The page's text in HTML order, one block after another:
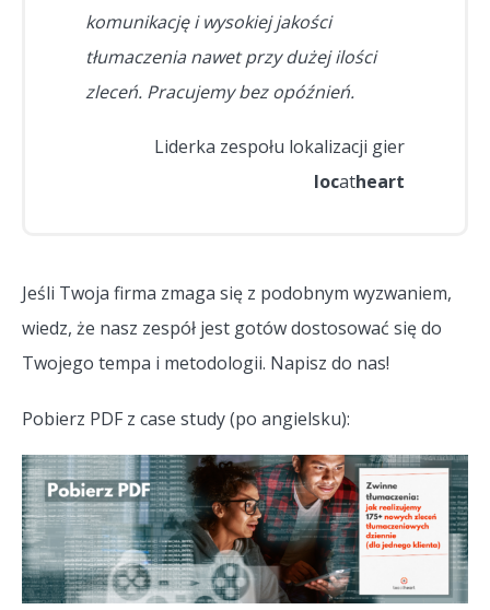
komunikację i wysokiej jakości
tłumaczenia nawet przy dużej ilości
zleceń. Pracujemy bez opóźnień.
Liderka zespołu lokalizacji gier
locatheart
Jeśli Twoja firma zmaga się z podobnym wyzwaniem,
wiedz, że nasz zespół jest gotów dostosować się do
Twojego tempa i metodologii. Napisz do nas!
Pobierz PDF z case study (po angielsku):